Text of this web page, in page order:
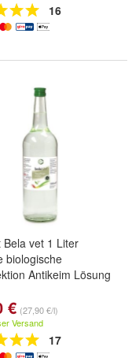
16
Bela vet 1 Liter
biologische
Antikeim Lösung
€ (27,90 €/l)
Versand
17